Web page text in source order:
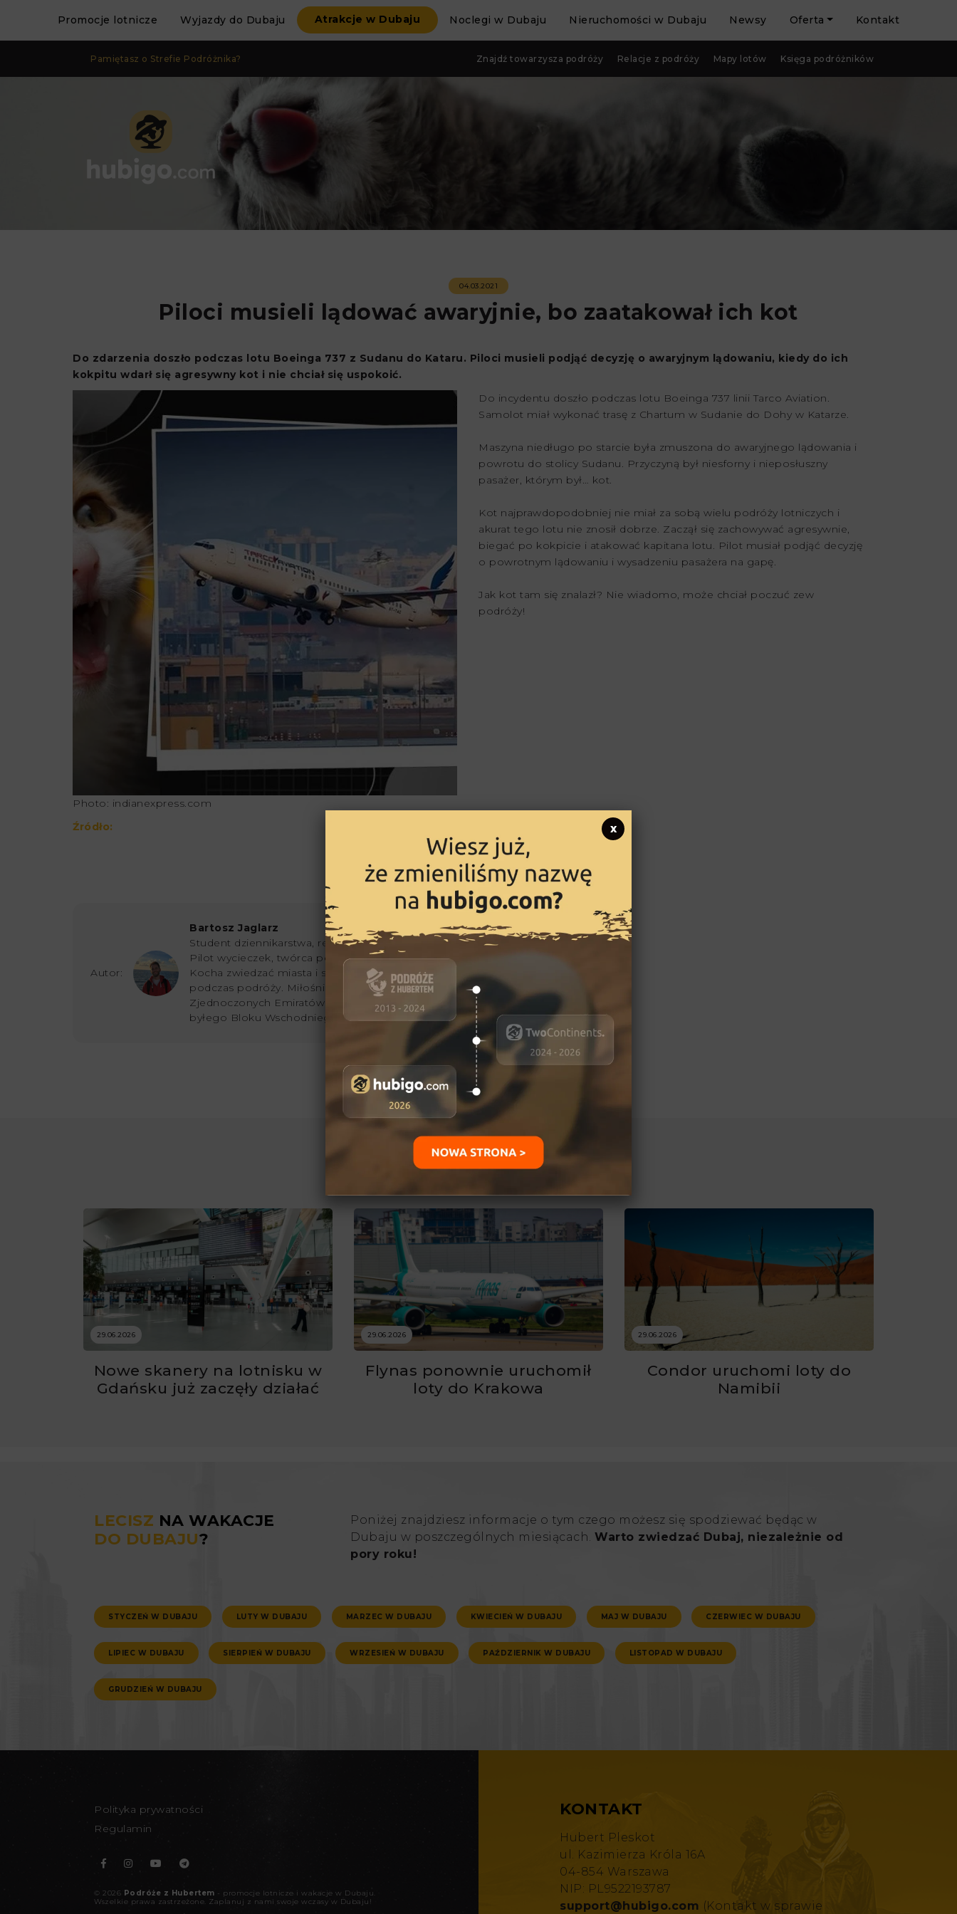
Promocje lotnicze Wyjazdy do Dubaju Atrakcje w Dubaju Noclegi w Dubaju Nieruchomości w Dubaju Newsy Oferta Kontakt
Pamiętasz o Strefie Podróżnika? Znajdź towarzysza podróży Relacje z podróży Mapy lotów Księga podróżników
04.03.2021
Piloci musieli lądować awaryjnie, bo zaatakował ich kot
Do zdarzenia doszło podczas lotu Boeinga 737 z Sudanu do Kataru. Piloci musieli podjąć decyzję o awaryjnym lądowaniu, kiedy do ich
kokpitu wdarł się agresywny kot i nie chciał się uspokoić.
Photo: indianexpress.com
Do incydentu doszło podczas lotu Boeinga 737 linii Tarco Aviation.
Samolot miał wykonać trasę z Chartum w Sudanie do Dohy w Katarze.
Maszyna niedługo po starcie była zmuszona do awaryjnego lądowania i
powrotu do stolicy Sudanu. Przyczyną był niesforny i nieposłuszny
pasażer, którym był… kot.
Kot najprawdopodobniej nie miał za sobą wielu podróży lotniczych i
akurat tego lotu nie znosił dobrze. Zaczął się zachowywać agresywnie,
biegać po kokpicie i atakować kapitana lotu. Pilot musiał podjąć decyzję
o powrotnym lądowaniu i wysadzeniu pasażera na gapę.
Jak kot tam się znalazł? Nie wiadomo, może chciał poczuć zew
podróży!
Źródło:
Autor:
Bartosz Jaglarz
Student dziennikarstwa, reportażysta i podróżnik.
Pilot wycieczek, twórca podcastów i copywritter.
Kocha zwiedzać miasta i szukać historii ludzi
podczas podróży. Miłośnik Wietnamu,
Zjednoczonych Emiratów Arabskich i państw
byłego Bloku Wschodniego.
Ostatnio dodane
29.06.2026
Nowe skanery na lotnisku w
Gdańsku już zaczęły działać
29.06.2026
Flynas ponownie uruchomił
loty do Krakowa
29.06.2026
Condor uruchomi loty do
Namibii
LECISZ NA WAKACJE
DO DUBAJU?
Poniżej znajdziesz informacje o tym czego możesz się spodziewać będąc w
Dubaju w poszczególnych miesiącach. Warto zwiedzać Dubaj, niezależnie od
pory roku!
STYCZEŃ W DUBAJU LUTY W DUBAJU MARZEC W DUBAJU KWIECIEŃ W DUBAJU MAJ W DUBAJU CZERWIEC W DUBAJU
LIPIEC W DUBAJU SIERPIEŃ W DUBAJU WRZESIEŃ W DUBAJU PAŹDZIERNIK W DUBAJU LISTOPAD W DUBAJU
GRUDZIEŃ W DUBAJU
Polityka prywatności
Regulamin
© 2026 Podróże z Hubertem - promocje lotnicze i wakacje w Dubaju
Wszelkie prawa zastrzeżone. Zaplanuj z nami swoje wczasy w Dubaju!
KONTAKT
Hubert Pleskot
ul. Kazimierza Króla 16A
04-854 Warszawa
NIP: PL9522193787
support@hubigo.com (Kontakt w sprawie
x